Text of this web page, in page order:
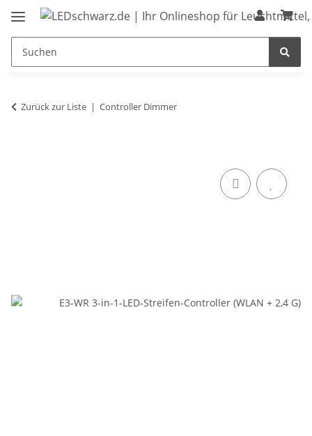
Zurück zur Liste Controller Dimmer